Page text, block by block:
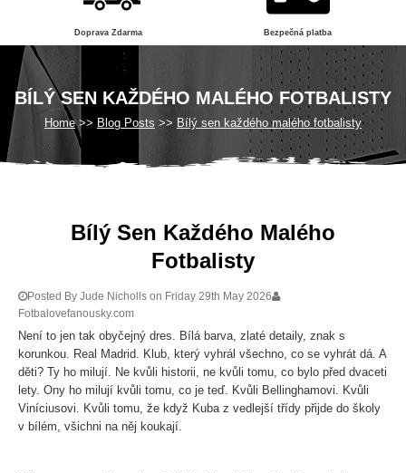
Doprava Zdarma Bezpečná platba
BÍLÝ SEN KAŽDÉHO MALÉHO FOTBALISTY
Home Blog Posts Bílý sen každého malého fotbalisty
Bílý Sen Každého Malého
Fotbalisty
Posted By Jude Nicholls on Friday 29th May 2026
Fotbalovefanousky.com
Není to jen tak obyčejný dres. Bílá barva, zlaté detaily, znak s
korunkou. Real Madrid. Klub, který vyhrál všechno, co se vyhrát dá. A
děti? Ty ho milují. Ne kvůli historii, ne kvůli tomu, co bylo před dvaceti
lety. Ony ho milují kvůli tomu, co je teď. Kvůli Bellinghamovi. Kvůli
Viníciusovi. Kvůli tomu, že když Kuba z vedlejší třídy přijde do školy
v bílém, všichni na něj koukají.